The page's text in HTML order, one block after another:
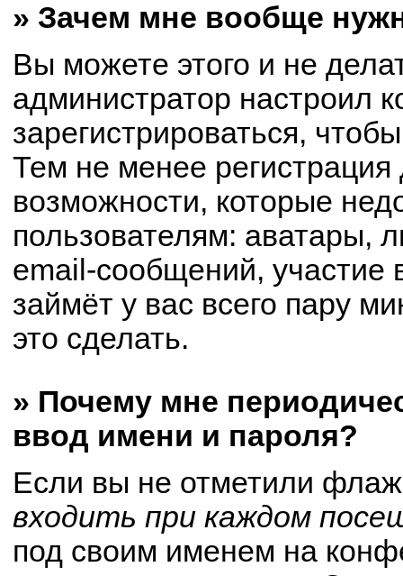
» Зачем мне вообще
Вы можете этого и не
администратор настроил
зарегистрироваться,
Тем не менее
возможности, которые
пользователям: аватары,
email-сообщений, участие
займёт у вас всего пару
это сделать.
» Почему мне
ввод имени и пароля?
Если вы не отметили
входить при каждом
под своим именем на